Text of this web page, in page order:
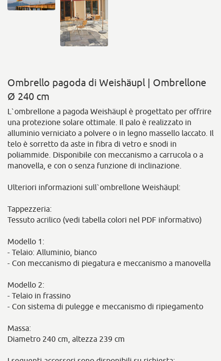
Ombrello pagoda di Weishäupl | Ombrellone
Ø 240 cm
L`ombrellone a pagoda Weishäupl è progettato per offrire
una protezione solare ottimale. Il palo è realizzato in
alluminio verniciato a polvere o in legno massello laccato. Il
telo è sorretto da aste in fibra di vetro e snodi in
poliammide. Disponibile con meccanismo a carrucola o a
manovella, e con o senza funzione di inclinazione.
Ulteriori informazioni sull`ombrellone Weishäupl:
Tappezzeria:
Tessuto acrilico (vedi tabella colori nel PDF informativo)
Modello 1:
- Telaio: Alluminio, bianco
- Con meccanismo di piegatura e meccanismo a manovella
Modello 2:
- Telaio in frassino
- Con sistema di pulegge e meccanismo di ripiegamento
Massa:
Diametro 240 cm, altezza 239 cm